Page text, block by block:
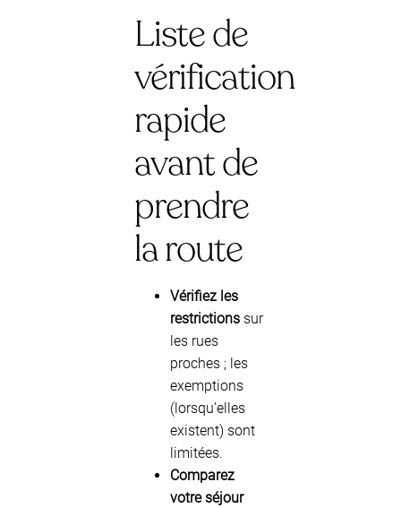
Liste de
vérification
rapide
avant de
prendre
la route
Vérifiez les
restrictions sur
les rues
proches ; les
exemptions
(lorsqu’elles
existent) sont
limitées.
Comparez
votre séjour